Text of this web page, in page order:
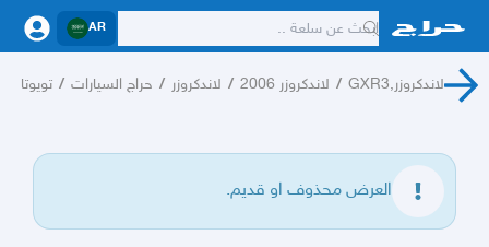
AR
لاندكروزر,GXR3 / لاندكروزر 2006 / لاندكروزر / حراج السيارات / تويوتا
العرض محذوف او قديم.